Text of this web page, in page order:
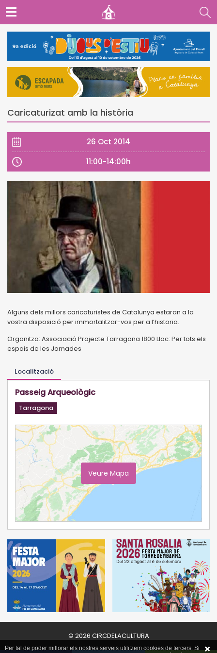
Caricaturizat amb la història
26 Oct 2014
11:00-14:00h
Alguns dels millors caricaturistes de Catalunya estaran a la
vostra disposició perimmortalitzar-vos per a l’historia.
Organitza: Associació Projecte Tarragona 1800 Lloc: Per tots els
espais de les Jornades
Localització
Passeig Arqueològic
Tarragona
Veure Mapa
© 2026 CIRCDELACULTURA
Per tal de poder millorar els nostres serveis utilitzem cookies de tercers. Si